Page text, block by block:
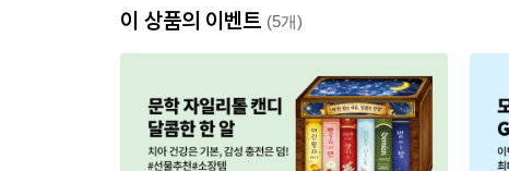
이 상품의 이벤트 (5개)